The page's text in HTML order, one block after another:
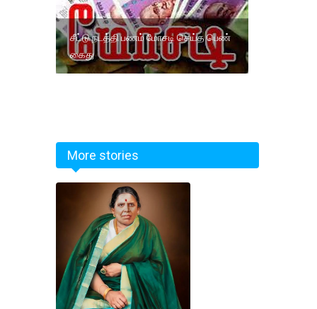
சீட்டு நடத்தி பணம் மோசடி செய்த பெண்
கைது
More stories